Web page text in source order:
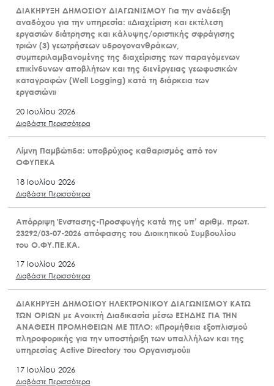
ΔΙΑΚΗΡΥΞΗ ΔΗΜΟΣΙΟΥ ΔΙΑΓΩΝΙΣΜΟΥ Για την ανάδειξη
αναδόχου για την υπηρεσία: «Διαχείριση και εκτέλεση
εργασιών διάτρησης και κάλυψης/οριστικής σφράγισης
τριών (3) γεωτρήσεων υδρογονανθράκων,
συμπεριλαμβανομένης της διαχείρισης των παραγόμενων
επικίνδυνων αποβλήτων και της διενέργειας γεωφυσικών
καταγραφών (Well Logging) κατά τη διάρκεια των
εργασιών»
20 Ιουλίου 2026
Διαβάστε Περισσότερα
Λίμνη Παμβώτιδα: υποβρύχιος καθαρισμός από τον
ΟΦΥΠΕΚΑ
18 Ιουλίου 2026
Διαβάστε Περισσότερα
Απόρριψη Ένστασης-Προσφυγής κατά της υπ’ αριθμ. πρωτ.
23292/03-07-2026 απόφασης του Διοικητικού Συμβουλίου
του Ο.ΦΥ.ΠΕ.ΚΑ.
17 Ιουλίου 2026
Διαβάστε Περισσότερα
ΔΙΑΚΗΡΥΞΗ ΔΗΜΟΣΙΟΥ ΗΛΕΚΤΡΟΝΙΚΟΥ ΔΙΑΓΩΝΙΣΜΟΥ ΚΑΤΩ
ΤΩΝ ΟΡΙΩΝ με Ανοικτή Διαδικασία μέσω ΕΣΗΔΗΣ ΓΙΑ ΤΗΝ
ΑΝΑΘΕΣΗ ΠΡΟΜΗΘΕΙΩΝ ΜΕ ΤΙΤΛΟ: «Προμήθεια εξοπλισμού
πληροφορικής για την υποστήριξη των υπαλλήλων και της
υπηρεσίας Active Directory του Οργανισμού»
17 Ιουλίου 2026
Διαβάστε Περισσότερα